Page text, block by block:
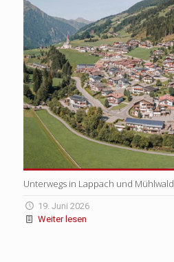
Unterwegs in Lappach und Mühlwald
19. Juni 2026
Weiter lesen